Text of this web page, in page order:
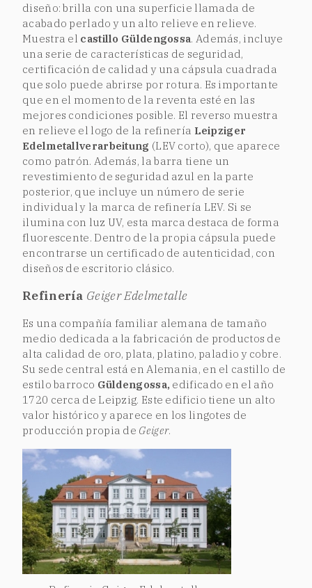
diseño: brilla con una superficie llamada de
acabado perlado y un alto relieve en relieve.
Muestra el castillo Güldengossa. Además, incluye
una serie de características de seguridad,
certificación de calidad y una cápsula cuadrada
que solo puede abrirse por rotura. Es importante
que en el momento de la reventa esté en las
mejores condiciones posible. El reverso muestra
en relieve el logo de la refinería Leipziger
Edelmetallverarbeitung (LEV corto), que aparece
como patrón. Además, la barra tiene un
revestimiento de seguridad azul en la parte
posterior, que incluye un número de serie
individual y la marca de refinería LEV. Si se
ilumina con luz UV, esta marca destaca de forma
fluorescente. Dentro de la propia cápsula puede
encontrarse un certificado de autenticidad, con
diseños de escritorio clásico.
Refinería Geiger Edelmetalle
Es una compañía familiar alemana de tamaño
medio dedicada a la fabricación de productos de
alta calidad de oro, plata, platino, paladio y cobre.
Su sede central está en Alemania, en el castillo de
estilo barroco Güldengossa, edificado en el año
1720 cerca de Leipzig. Este edificio tiene un alto
valor histórico y aparece en los lingotes de
producción propia de Geiger.